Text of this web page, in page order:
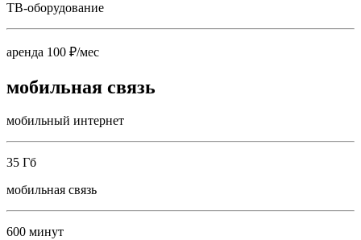
ТВ-оборудование
аренда 100 ₽/мес
мобильная связь
мобильный интернет
35 Гб
мобильная связь
600 минут